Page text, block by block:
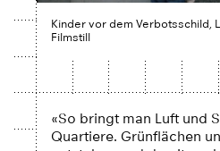
Kinder vor dem Verbotsschild,
Filmstill
«So bringt man Luft und
Quartiere. Grünflächen